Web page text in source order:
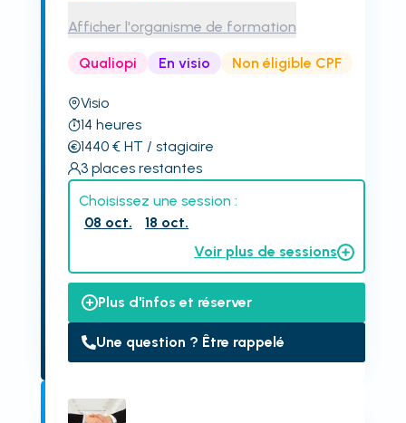
Afficher l'organisme de formation
Qualiopi En visio Non éligible CPF
Visio
14 heures
1440€ HT / stagiaire
3 places restantes
Choisissez une session :
08 oct.
18 oct.
Voir plus de sessions
Plus d'infos et réserver
Une question ? Être rappelé